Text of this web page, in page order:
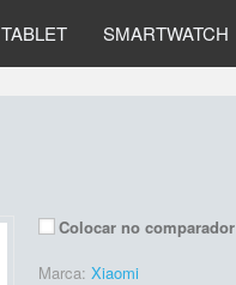
TABLET SMARTWATCH
Colocar no comparador
Marca: Xiaomi